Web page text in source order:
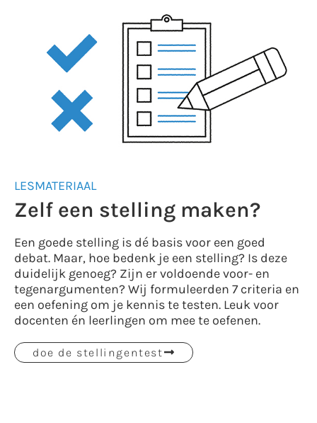
LESMATERIAAL
Zelf een stelling maken?
Een goede stelling is dé basis voor een goed
debat. Maar, hoe bedenk je een stelling? Is deze
duidelijk genoeg? Zijn er voldoende voor- en
tegenargumenten? Wij formuleerden 7 criteria en
een oefening om je kennis te testen. Leuk voor
docenten én leerlingen om mee te oefenen.
doe de stellingentest